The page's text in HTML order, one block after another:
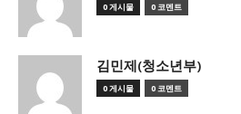
0 게시물 0 코멘트
김민제(청소년부)
0 게시물 0 코멘트